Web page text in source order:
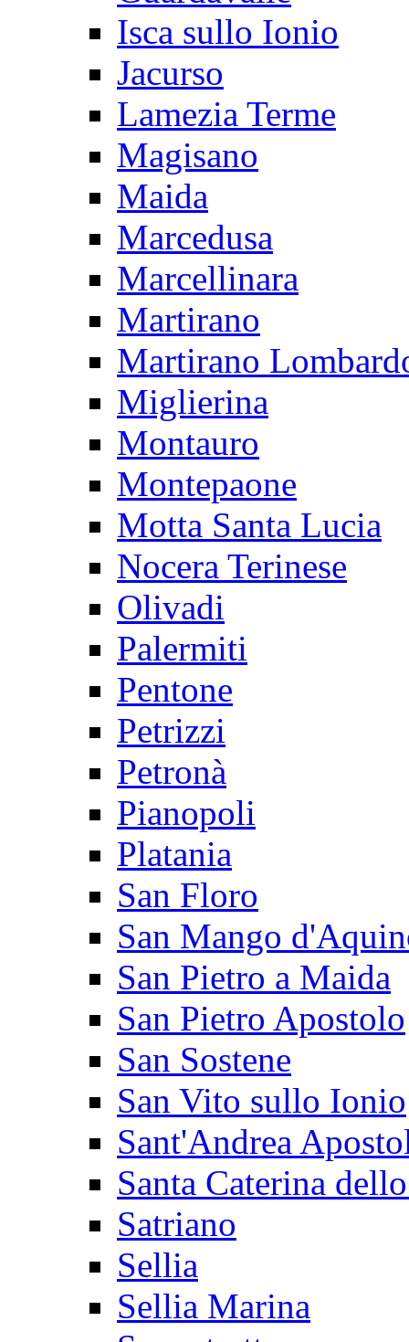
Isca sullo Ionio
Jacurso
Lamezia Terme
Magisano
Maida
Marcedusa
Marcellinara
Martirano
Martirano
Miglierina
Montauro
Montepaone
Motta Santa Lucia
Nocera Terinese
Olivadi
Palermiti
Pentone
Petrizzi
Petronà
Pianopoli
Platania
San Floro
San Mango
San Pietro a Maida
San Pietro Apostolo
San Sostene
San Vito sullo Ionio
Sant'Andrea
Santa Caterina
Satriano
Sellia
Sellia Marina